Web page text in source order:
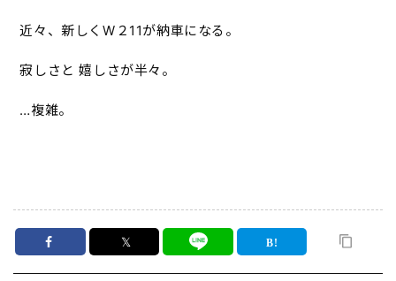
近々、新しくW２11が納車になる。
寂しさと 嬉しさが半々。
…複雑。
𝕏